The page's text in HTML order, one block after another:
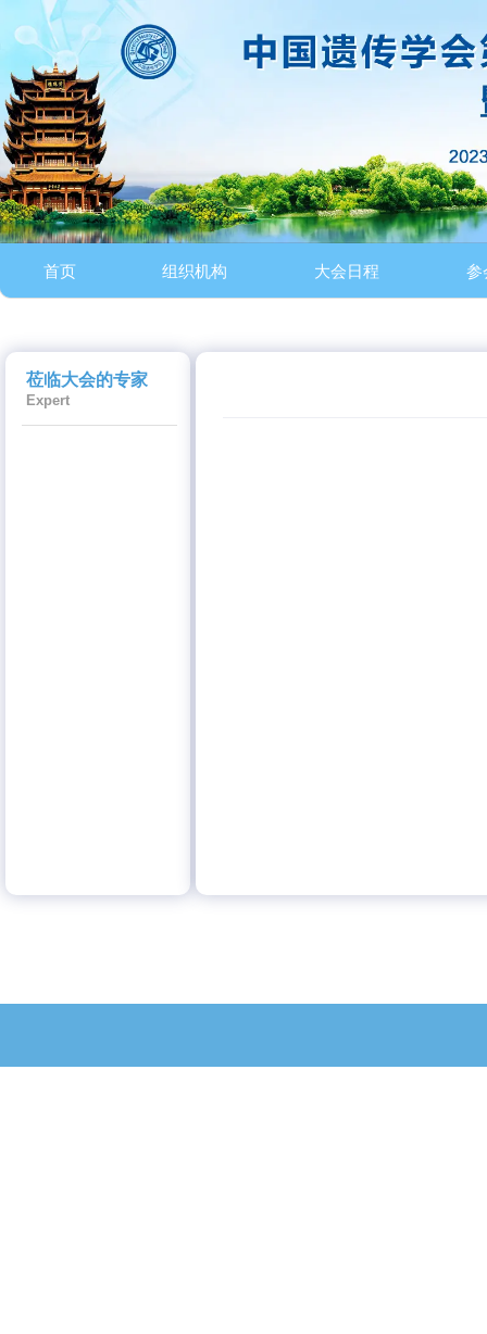
首页 组织机构 大会日程 参
莅临大会的专家
Expert